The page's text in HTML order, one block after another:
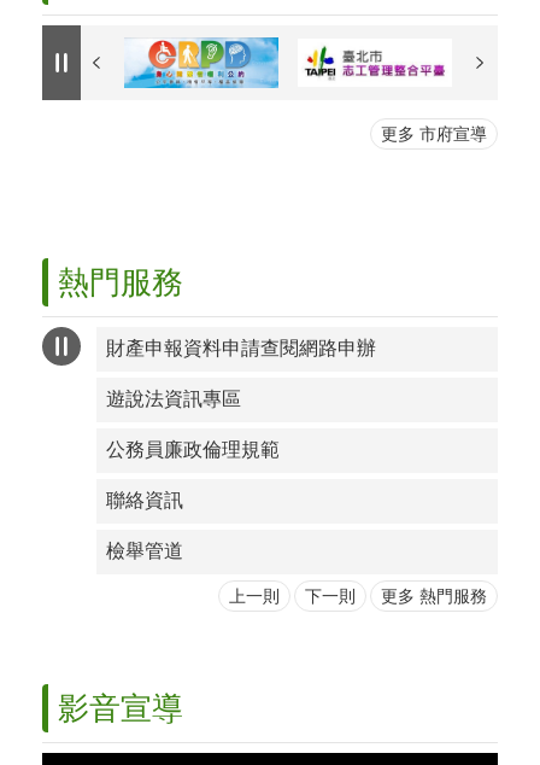
更多 市府宣導
熱門服務
財產申報資料申請查閱網路申辦
遊說法資訊專區
公務員廉政倫理規範
聯絡資訊
檢舉管道
上一則 下一則 更多 熱門服務
影音宣導